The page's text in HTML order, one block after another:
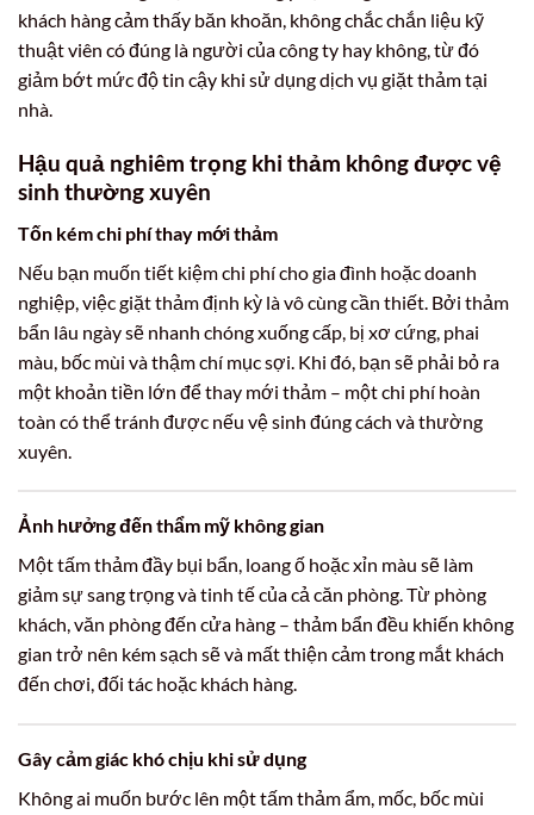
khách hàng cảm thấy băn khoăn, không chắc chắn liệu kỹ
thuật viên có đúng là người của công ty hay không, từ đó
giảm bớt mức độ tin cậy khi sử dụng dịch vụ giặt thảm tại
nhà.
Hậu quả nghiêm trọng khi thảm không được vệ
sinh thường xuyên
Tốn kém chi phí thay mới thảm
Nếu bạn muốn tiết kiệm chi phí cho gia đình hoặc doanh
nghiệp, việc giặt thảm định kỳ là vô cùng cần thiết. Bởi thảm
bẩn lâu ngày sẽ nhanh chóng xuống cấp, bị xơ cứng, phai
màu, bốc mùi và thậm chí mục sợi. Khi đó, bạn sẽ phải bỏ ra
một khoản tiền lớn để thay mới thảm – một chi phí hoàn
toàn có thể tránh được nếu vệ sinh đúng cách và thường
xuyên.
Ảnh hưởng đến thẩm mỹ không gian
Một tấm thảm đầy bụi bẩn, loang ố hoặc xỉn màu sẽ làm
giảm sự sang trọng và tinh tế của cả căn phòng. Từ phòng
khách, văn phòng đến cửa hàng – thảm bẩn đều khiến không
gian trở nên kém sạch sẽ và mất thiện cảm trong mắt khách
đến chơi, đối tác hoặc khách hàng.
Gây cảm giác khó chịu khi sử dụng
Không ai muốn bước lên một tấm thảm ẩm, mốc, bốc mùi